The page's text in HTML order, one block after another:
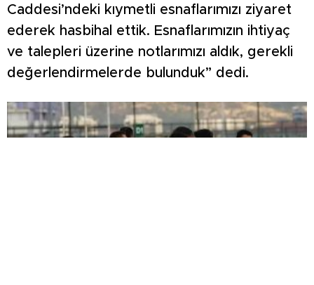
Caddesi’ndeki kıymetli esnaflarımızı ziyaret
ederek hasbihal ettik. Esnaflarımızın ihtiyaç
ve talepleri üzerine notlarımızı aldık, gerekli
değerlendirmelerde bulunduk” dedi.